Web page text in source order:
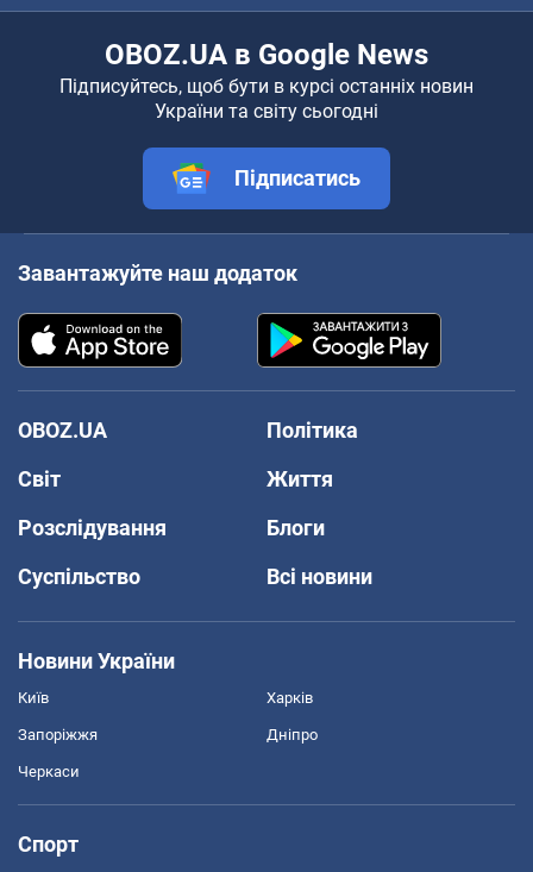
OBOZ.UA в Google News
Підписуйтесь, щоб бути в курсі останніх новин
України та світу сьогодні
Підписатись
Завантажуйте наш додаток
OBOZ.UA
Політика
Світ
Життя
Розслідування
Блоги
Суспільство
Всі новини
Новини України
Київ Харків
Запоріжжя Дніпро
Черкаси
Спорт